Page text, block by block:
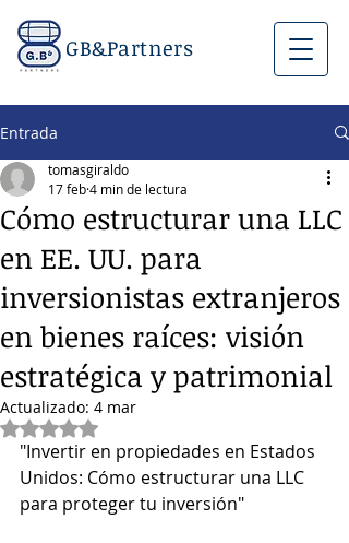
GB&Partners
Entrada
Cómo estructurar una LLC
en EE. UU. para
inversionistas extranjeros
en bienes raíces: visión
estratégica y patrimonial
tomasgiraldo
17 feb4 min de lectura
Actualizado: 4 mar
Obtuvo NaN de 5 estrellas.
"Invertir en propiedades en Estados
Unidos: Cómo estructurar una LLC
para proteger tu inversión"